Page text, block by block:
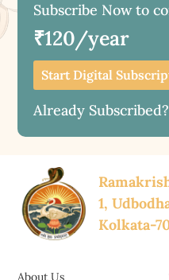
Subscribe Now to
₹120/year
Start Digital
Already Subscribed?
1,
Kolkata-
About Us